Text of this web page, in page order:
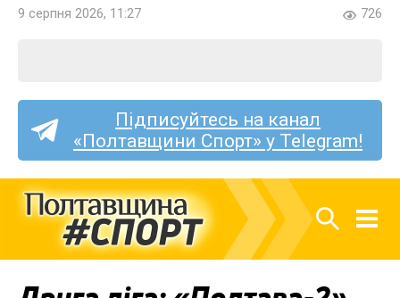
9 серпня 2026, 11:27 726
Підписуйтесь на канал
«Полтавщини Спорт» у Telegram!